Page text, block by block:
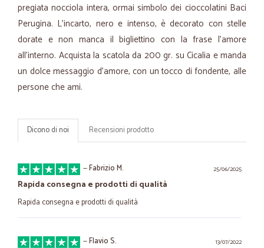
pregiata nocciola intera, ormai simbolo dei cioccolatini Baci
Perugina. L’incarto, nero e intenso, è decorato con stelle
dorate e non manca il bigliettino con la frase l’amore
all’interno. Acquista la scatola da 200 gr. su Cicalia e manda
un dolce messaggio d’amore, con un tocco di fondente, alle
persone che ami.
Dicono di noi Recensioni prodotto
25/06/2025
—Fabrizio M.
Rapida consegna e prodotti di qualità
Rapida consegna e prodotti di qualità
13/07/2022
—Flavio S.